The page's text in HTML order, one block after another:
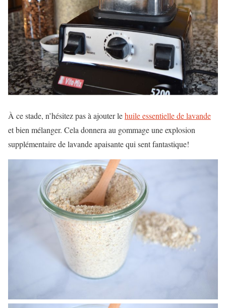
À ce stade, n’hésitez pas à ajouter lehuile essentielle de lavande
et bien mélanger. Cela donnera au gommage une explosion
supplémentaire de lavande apaisante qui sent fantastique!